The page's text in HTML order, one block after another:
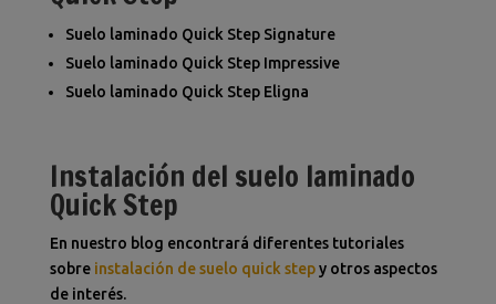
Suelo laminado Quick Step Signature
Suelo laminado Quick Step Impressive
Suelo laminado Quick Step Eligna
Instalación del suelo laminado
Quick Step
En nuestro blog encontrará diferentes tutoriales
sobre instalación de suelo quick stepy otros aspectos
de interés.